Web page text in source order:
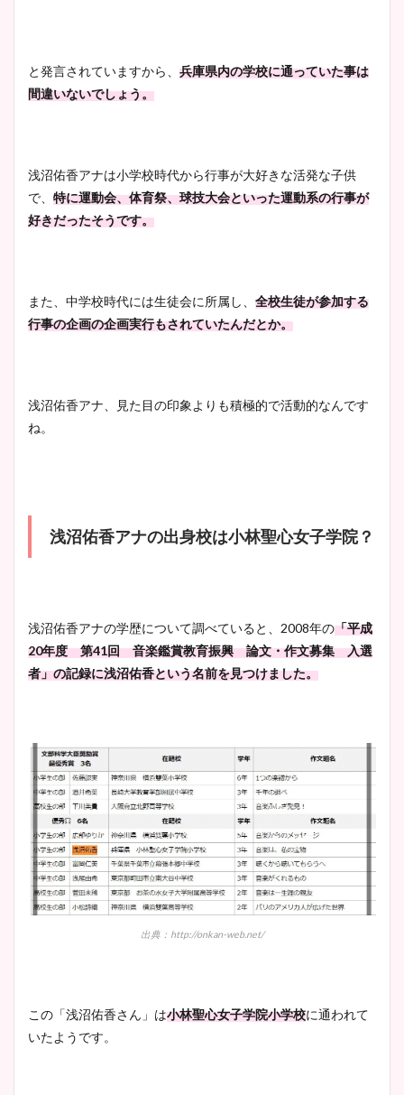
と発言されていますから、 兵庫県内の学校に通っていた事は
間違いないでしょう。
浅沼佑香アナは小学校時代から行事が大好きな活発な子供
で、 特に運動会、体育祭、球技大会といった運動系の行事が
好きだったそうです。
また、中学校時代には生徒会に所属し、 全校生徒が参加する
行事の企画の企画実行もされていたんだとか。
浅沼佑香アナ、見た目の印象よりも積極的で活動的なんです
ね。
浅沼佑香アナの出身校は小林聖心女子学院？
浅沼佑香アナの学歴について調べていると、2008年の「平成
20年度 第41回 音楽鑑賞教育振興 論文・作文募集 入選
者」の記録に浅沼佑香という名前を見つけました。
出典：http://onkan-web.net/
この「浅沼佑香さん」は小林聖心女子学院小学校に通われて
いたようです。